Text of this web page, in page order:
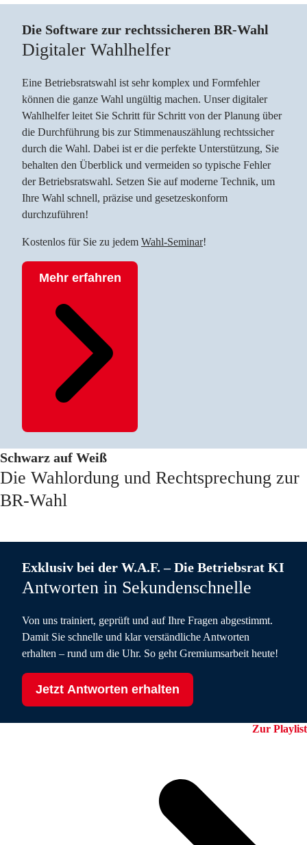
Die Software zur rechtssicheren BR-Wahl
Digitaler Wahlhelfer
Eine Betriebsratswahl ist sehr komplex und Formfehler
können die ganze Wahl ungültig machen. Unser digitaler
Wahlhelfer leitet Sie Schritt für Schritt von der Planung über
die Durchführung bis zur Stimmenauszählung rechtssicher
durch die Wahl. Dabei ist er die perfekte Unterstützung, Sie
behalten den Überblick und vermeiden so typische Fehler
der Betriebsratswahl. Setzen Sie auf moderne Technik, um
Ihre Wahl schnell, präzise und gesetzeskonform
durchzuführen!
Kostenlos für Sie zu jedem Wahl-Seminar!
Mehr erfahren
Schwarz auf Weiß
Die Wahlordung und Rechtsprechung zur
BR-Wahl
Exklusiv bei der W.A.F. – Die Betriebsrat KI
Antworten in Sekundenschnelle
Von uns trainiert, geprüft und auf Ihre Fragen abgestimmt.
Damit Sie schnelle und klar verständliche Antworten
erhalten – rund um die Uhr. So geht Gremiumsarbeit heute!
Jetzt Antworten erhalten
Zur Playlist